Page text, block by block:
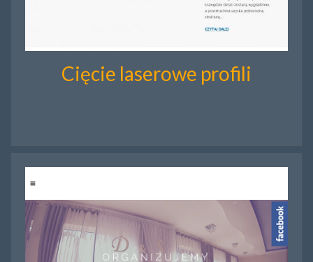
Cięcie laserowe profili